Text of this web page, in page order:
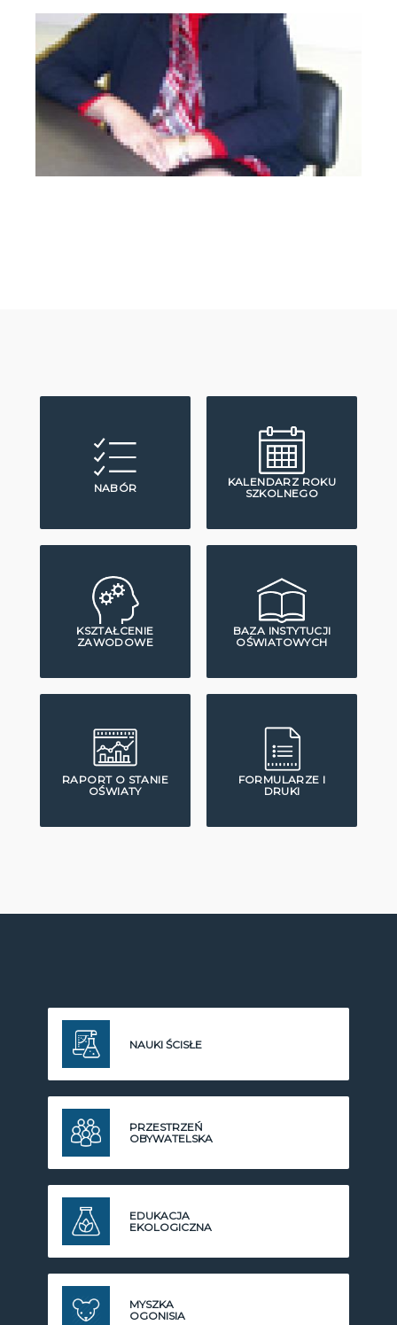
NABÓR
KALENDARZ ROKU
SZKOLNEGO
KSZTAŁCENIE
ZAWODOWE
BAZA INSTYTUCJI
OŚWIATOWYCH
RAPORT O STANIE
OŚWIATY
FORMULARZE I
DRUKI
NAUKI ŚCISŁE
PRZESTRZEŃ
OBYWATELSKA
EDUKACJA
EKOLOGICZNA
MYSZKA
OGONISIA